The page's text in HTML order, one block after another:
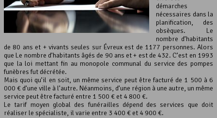
démarches
nécessaires dans la
planification, des
obsèques. Le
nombre d’habitants
de 80 ans et + vivants seules sur Évreux est de 1177 personnes. Alors
que Le nombre d’habitants âgés de 90 ans et + est de 432. C’est en 1993
que la loi mettant fin au monopole communal du service des pompes
funèbres fut décrétée.
Mais quoi qu’il en soit, un même service peut être facturé de 1 500 à 6
000 € d’une ville à l’autre. Néanmoins, d’une région à une autre, un même
service peut être facturé entre 1 500 € et 4 800 €.
Le tarif moyen global des funérailles dépend des services que doit
réaliser le spécialiste, il varie entre 3 400 € et 4 900 €.